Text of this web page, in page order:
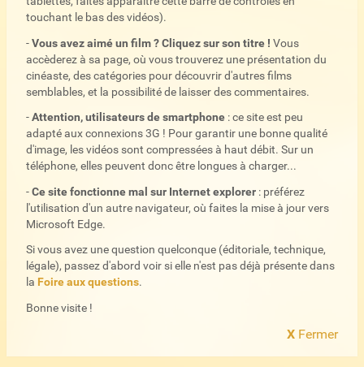
touchant le bas des vidéos).
-Vous avez aimé un film ? Cliquez sur son titre ! Vous
accèderez à sa page, où vous trouverez une présentation du
cinéaste, des catégories pour découvrir d'autres films
semblables, et la possibilité de laisser des commentaires.
-Attention, utilisateurs de smartphone : ce site est peu
adapté aux connexions 3G ! Pour garantir une bonne qualité
d'image, les vidéos sont compressées à haut débit. Sur un
téléphone, elles peuvent donc être longues à charger...
-Ce site fonctionne mal sur Internet explorer : préférez
l'utilisation d'un autre navigateur, où faites la mise à jour vers
Microsoft Edge.
Si vous avez une question quelconque (éditoriale, technique,
légale), passez d'abord voir si elle n'est pas déjà présente dans
la Foire aux questions.
Bonne visite !
X Fermer